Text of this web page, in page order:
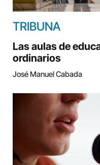
TRIBUNA
Las aulas de
ordinarios
José Manuel Cabada